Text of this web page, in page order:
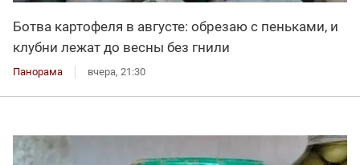
Ботва картофеля в августе: обрезаю с пеньками, и
клубни лежат до весны без гнили
Панорама вчера, 21:30